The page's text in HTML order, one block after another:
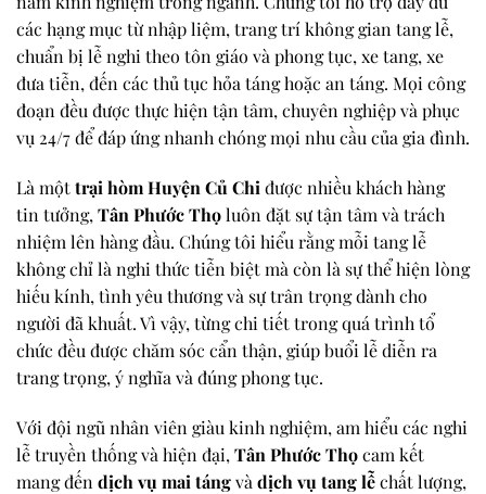
các hạng mục từ nhập liệm, trang trí không gian tang lễ,
chuẩn bị lễ nghi theo tôn giáo và phong tục, xe tang, xe
đưa tiễn, đến các thủ tục hỏa táng hoặc an táng. Mọi công
đoạn đều được thực hiện tận tâm, chuyên nghiệp và phục
vụ 24/7 để đáp ứng nhanh chóng mọi nhu cầu của gia đình.
Là mộttrại hòm Huyện Củ Chi được nhiều khách hàng
tin tưởng, Tân Phước Thọluôn đặt sự tận tâm và trách
nhiệm lên hàng đầu. Chúng tôi hiểu rằng mỗi tang lễ
không chỉ là nghi thức tiễn biệt mà còn là sự thể hiện lòng
hiếu kính, tình yêu thương và sự trân trọng dành cho
người đã khuất. Vì vậy, từng chi tiết trong quá trình tổ
chức đều được chăm sóc cẩn thận, giúp buổi lễ diễn ra
trang trọng, ý nghĩa và đúng phong tục.
Với đội ngũ nhân viên giàu kinh nghiệm, am hiểu các nghi
lễ truyền thống và hiện đại, Tân Phước Thọcam kết
mang đến dịch vụ mai tángvà dịch vụ tang lễchất lượng,